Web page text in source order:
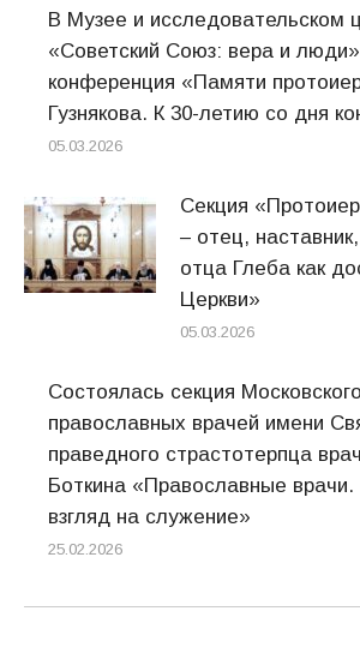
В Музее и исследовательском
«Советский Союз: вера и
конференция «Памяти
Гузнякова. К 30-летию со дня
05.03.2026
Секция
– отец,
отца Глеба как
Церкви»
05.03.2026
Состоялась секция
православных врачей имени
праведного страстотерпца
Боткина «Православные
взгляд на служение»
25.02.2026